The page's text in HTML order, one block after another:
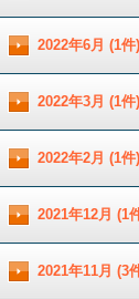
2022年6月 (1件)
2022年3月 (1件)
2022年2月 (1件)
2021年12月 (1
2021年11月 (3